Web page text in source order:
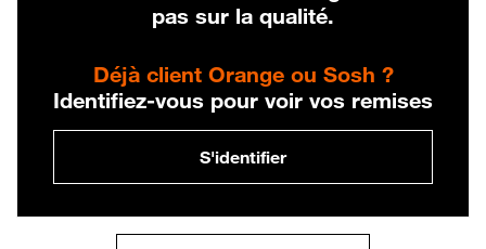
pas sur la qualité.
Déjà client Orange ou Sosh ?
Identifiez-vous pour voir vos remises
S'identifier